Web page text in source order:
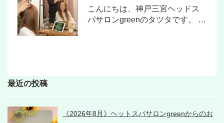
こんにちは、神戸三宮ヘッドス
パサロンgreenのタツタです。 …
最近の投稿
《2026年8月》ヘットスパサロンgreenからのお